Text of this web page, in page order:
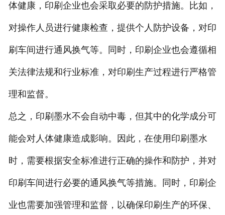
体健康，印刷企业也会采取必要的防护措施。比如，
对操作人员进行健康检查，提供个人防护设备，对印
刷车间进行通风换气等。同时，印刷企业也会遵循相
关法律法规和行业标准，对印刷生产过程进行严格管
理和监督。
总之，印刷墨水不会自动中毒，但其中的化学成分可
能会对人体健康造成影响。因此，在使用印刷墨水
时，需要根据安全标准进行正确的操作和防护，并对
印刷车间进行必要的通风换气等措施。同时，印刷企
业也需要加强管理和监督，以确保印刷生产的环保、